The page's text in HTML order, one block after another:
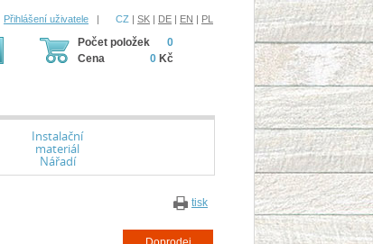
Přihlášení uživatele | CZ | SK | DE | EN | PL
Počet položek
Cena
0
0 Kč
Instalační
materiál
Nářadí
tisk